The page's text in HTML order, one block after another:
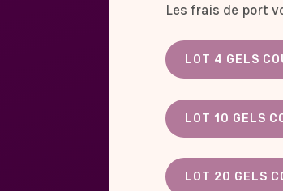
Les frais de port
LOT 4 GELS
LOT 10 GELS
LOT 20 GELS